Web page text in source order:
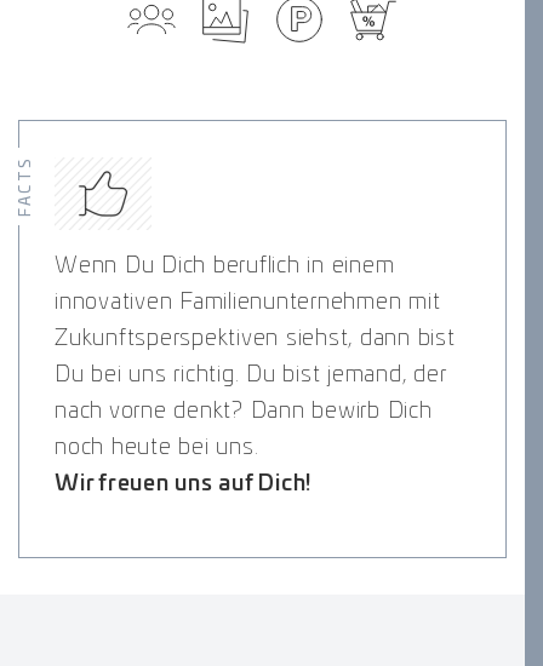
FACTS
Wenn Du Dich beruflich in einem
innovativen Familienunternehmen mit
Zukunftsperspektiven siehst, dann bist
Du bei uns richtig. Du bist jemand, der
nach vorne denkt? Dann bewirb Dich
noch heute bei uns.
Wir freuen uns auf Dich!